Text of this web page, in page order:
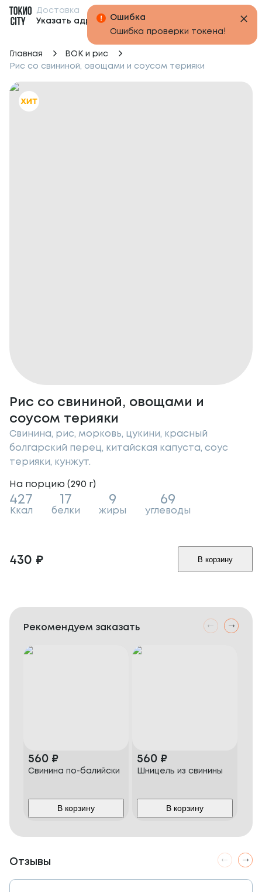
Доставка
Указать адрес
Главная
ВОК и рис
Рис со свининой, овощами и соусом терияки
Рис со свининой, овощами и
соусом терияки
Свинина, рис, морковь, цукини, красный
болгарский перец, китайская капуста, соус
терияки, кунжут.
На порцию (290 г)
427
Ккал
17
белки
9
жиры
69
углеводы
430 ₽ В корзину
Рекомендуем заказать
560 ₽
Свинина по-балийски
В корзину
560 ₽
Шницель из свинины
В корзину
Отзывы